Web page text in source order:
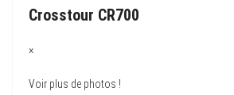
Crosstour CR700
×
Voir plus de photos !